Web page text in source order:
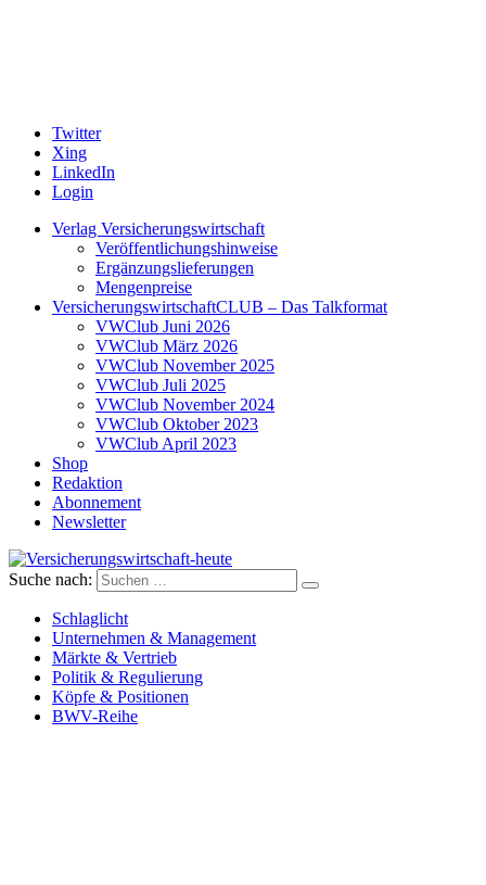
Twitter
Xing
LinkedIn
Login
Verlag Versicherungswirtschaft
Veröffentlichungshinweise
Ergänzungslieferungen
Mengenpreise
VersicherungswirtschaftCLUB – Das Talkformat
VWClub Juni 2026
VWClub März 2026
VWClub November 2025
VWClub Juli 2025
VWClub November 2024
VWClub Oktober 2023
VWClub April 2023
Shop
Redaktion
Abonnement
Newsletter
Versicherungswirtschaft-heute
Suche nach:
Schlaglicht
Unternehmen & Management
Märkte & Vertrieb
Politik & Regulierung
Köpfe & Positionen
BWV-Reihe